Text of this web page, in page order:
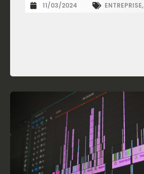
11/03/2024 ENTREPRISE,